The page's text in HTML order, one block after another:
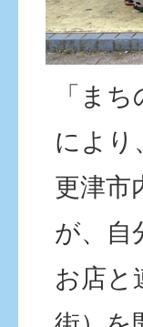
「ま
により
更津市
が、自
お店と